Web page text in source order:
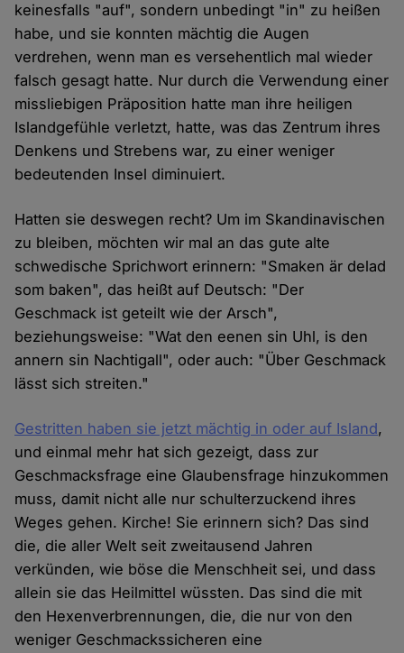
keinesfalls "auf", sondern unbedingt "in" zu heißen
habe, und sie konnten mächtig die Augen
verdrehen, wenn man es versehentlich mal wieder
falsch gesagt hatte. Nur durch die Verwendung einer
missliebigen Präposition hatte man ihre heiligen
Islandgefühle verletzt, hatte, was das Zentrum ihres
Denkens und Strebens war, zu einer weniger
bedeutenden Insel diminuiert.
Hatten sie deswegen recht? Um im Skandinavischen
zu bleiben, möchten wir mal an das gute alte
schwedische Sprichwort erinnern: "Smaken är delad
som baken", das heißt auf Deutsch: "Der
Geschmack ist geteilt wie der Arsch",
beziehungsweise: "Wat den eenen sin Uhl, is den
annern sin Nachtigall", oder auch: "Über Geschmack
lässt sich streiten."
Gestritten haben sie jetzt mächtig in oder auf Island,
und einmal mehr hat sich gezeigt, dass zur
Geschmacksfrage eine Glaubensfrage hinzukommen
muss, damit nicht alle nur schulterzuckend ihres
Weges gehen. Kirche! Sie erinnern sich? Das sind
die, die aller Welt seit zweitausend Jahren
verkünden, wie böse die Menschheit sei, und dass
allein sie das Heilmittel wüssten. Das sind die mit
den Hexenverbrennungen, die, die nur von den
weniger Geschmackssicheren eine